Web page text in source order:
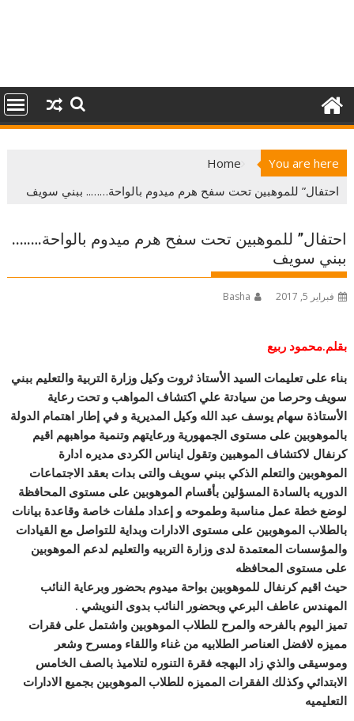
You are here
Home
احتفال” للموهبين تحت سفح هرم ميدوم بالواحة…….. ببني سويف
احتفال” للموهبين تحت سفح هرم ميدوم بالواحة……..
ببني سويف
فبراير 5, 2017 Basha
بقلم.محمود ربيع
بناء على تعليمات السيد الأستاذ ثروت وكيل وزارة التربية والتعليم ببني
سويف وحرصا من سيادتة علي اكتشاف المواهب و تحت رعاية
الأستاذة سهام يوسف عبد الله وكيل المديرية و في إطار اهتمام الدولة
بالموهوبين على مستوى الجمهورية ورعايتهم وتنمية مواهبهم اقيم
كرنفال لاكتشاف الموهبين وتقول ايناس الكردى مديره ادارة
الموهوبين والتعلم الذكي ببني سويف والتى بدات بعقد الاجتماعات
الدوريه بالسادة المسؤلين بأقسام الموهوبين على مستوى المحافظة
لوضع خطة عمل مناسبة وطموحه و إعداد ملفات خاصة وقاعدة بيانات
بالطلاب الموهوبين على مستوى الادارات وبداية للتواصل مع القيادات
والمؤسسات المعتمدة لدى وزارة التربيه والتعليم لدعم الموهوبين
على مستوى المحافظه
حيث اقيم كرنفال للموهوبين بواحة ميدوم بحضور وبرعاية النائب
المهندس عاطف البرعي وبحضور النائب بدوى النويشي .
تميز اليوم بالفرحه والمرح للطلاب الموهوبين واشتمل على فقرات
مميزه لافضل العناصر الطلابيه من غناء واللقاء ومسرح وشعر
وموسيقى والذي زاد البهجه فقرة التنوره لتلاميذ بالصف الخامس
الابتدائي وكذلك الفقرات المميزه للطلاب الموهوبين بجميع الادارات
التعليميه